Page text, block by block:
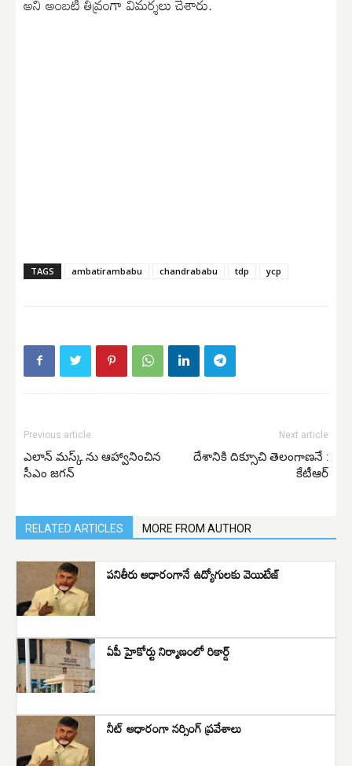
TAGS ambatirambabu chandrababu tdp ycp
Previous article
ఎలాన్ మస్క్ ను ఆహ్వానించిన
సీఎం జగన్
Next article
దేశానికి దిక్సూచి తెలంగాణనే :
కేటీఆర్
RELATED ARTICLES MORE FROM AUTHOR
పనితీరు ఆధారంగానే ఉద్యోగులకు వెయిటేజ్
ఏపీ హైకోర్టు నిర్మాణంలో రికార్డ్
నీట్‌ ఆధారంగా నర్సింగ్‌ ప్రవేశాలు